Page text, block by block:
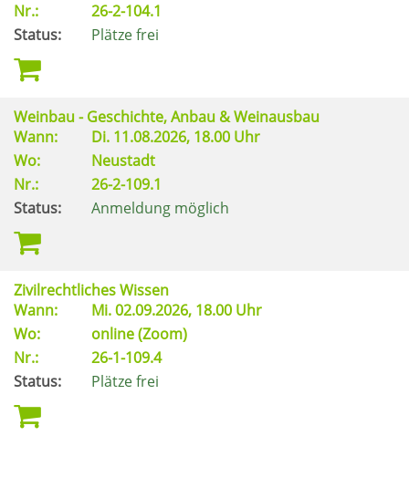
Nr.:
26-2-104.1
Status:
Plätze frei
Weinbau - Geschichte, Anbau & Weinausbau
Wann:
Di. 11.08.2026, 18.00 Uhr
Wo:
Neustadt
Nr.:
26-2-109.1
Status:
Anmeldung möglich
Zivilrechtliches Wissen
Wann:
Mi.02.09.2026, 18.00 Uhr
Wo:
online (Zoom)
Nr.:
26-1-109.4
Status:
Plätze frei